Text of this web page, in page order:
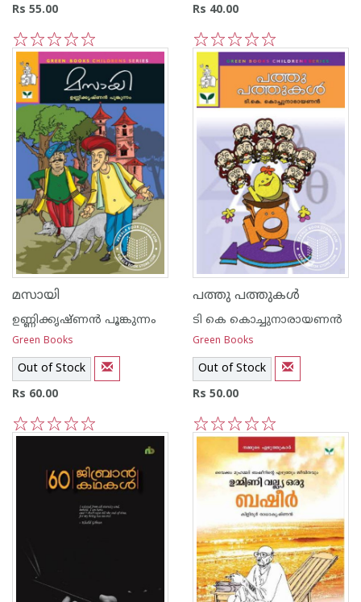
Rs 55.00
5
4
3
2
1
Rs 40.00
5
4
3
2
1
മസായി
ഉണ്ണിക്കൃഷ്ണന്‍ പൂങ്കുന്നം
Green Books
Out of Stock
Rs 60.00
5
4
3
2
1
പത്തു പത്തുകള്‍
ടി കെ കൊച്ചുനാരായണന്‍
Green Books
Out of Stock
Rs 50.00
5
4
3
2
1